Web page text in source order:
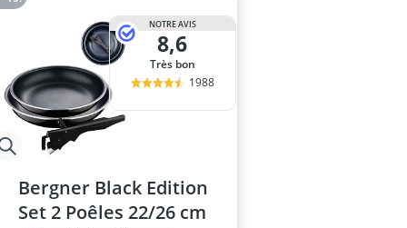
NOTRE AVIS
8,6
Très bon
1988
Bergner Black Edition
Set 2 Poêles 22/26 cm